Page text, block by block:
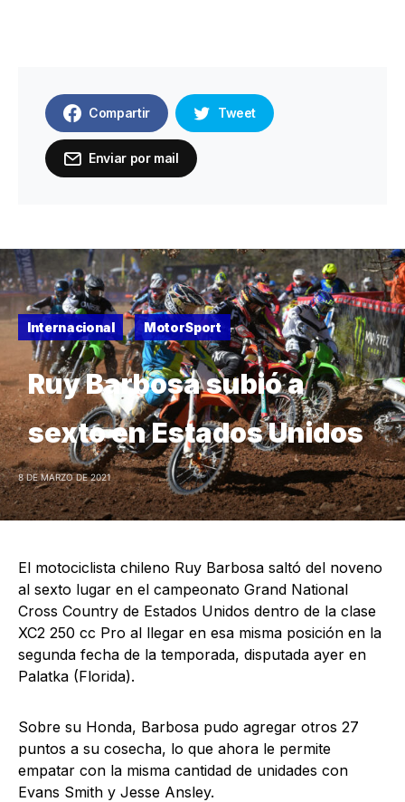
Compartir Tweet
Enviar por mail
Internacional MotorSport
Ruy Barbosa subió a
sexto en Estados Unidos
8 DE MARZO DE 2021
El motociclista chileno Ruy Barbosa saltó del noveno
al sexto lugar en el campeonato Grand National
Cross Country de Estados Unidos dentro de la clase
XC2 250 cc Pro al llegar en esa misma posición en la
segunda fecha de la temporada, disputada ayer en
Palatka (Florida).
Sobre su Honda, Barbosa pudo agregar otros 27
puntos a su cosecha, lo que ahora le permite
empatar con la misma cantidad de unidades con
Evans Smith y Jesse Ansley.